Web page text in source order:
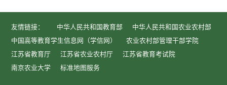
友情链接： 中华人民共和国教育部
中华人民共和国农业农村部
中国高等教育学生信息网（学信网）
农业农村部管理干部学院
江苏省教育厅
江苏省农业农村厅
江苏省教育考试院
南京农业大学
标准地图服务